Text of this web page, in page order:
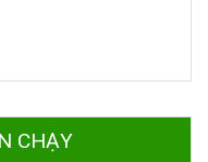
CHẠY